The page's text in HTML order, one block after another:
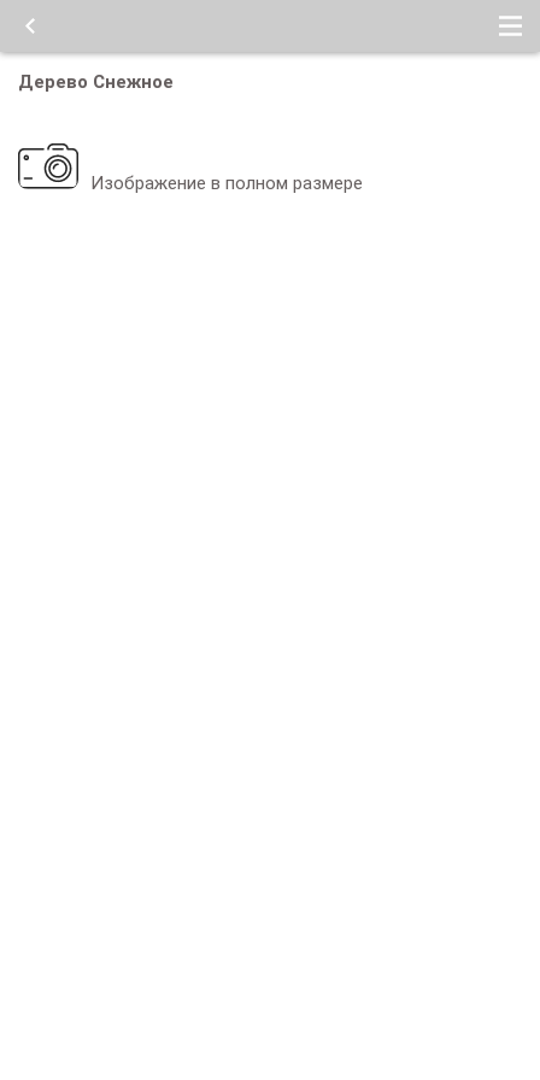
Дерево Снежное
Изображение в полном размере